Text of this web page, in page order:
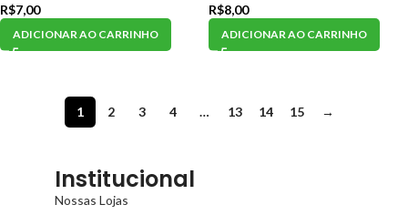
R$7,00
ADICIONAR AO CARRINHO
R$8,00
ADICIONAR AO CARRINHO
1 2 3 4 … 13 14 15 →
Institucional
Nossas Lojas